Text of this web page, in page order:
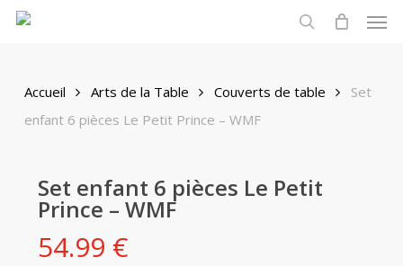
Skip
contentAccueil Arts de la Table Couverts de table
Set
enfant 6 pièces Le Petit Prince – WMF
Set enfant 6 pièces Le Petit
Prince – WMF
54.99 €